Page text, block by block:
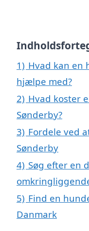
1) Hvad kan en
hjælpe med?
2) Hvad koster
Sønderby?
3) Fordele ved
Sønderby
4) Søg efter en
5) Find en
Danmark